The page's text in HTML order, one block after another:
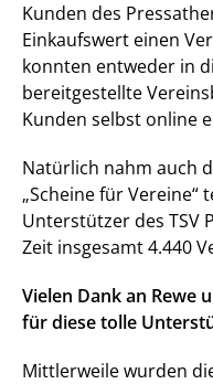
Kunden des
Einkaufswert einen
konnten entweder in
bereitgestellte
Kunden selbst online
Natürlich nahm auch
„Scheine für Vereine“
Unterstützer des TSV
Zeit insgesamt 4.440
Vielen Dank an Rewe
für diese tolle
Mittlerweile wurden